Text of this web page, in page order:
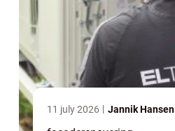
11 july 2026 Jannik Hansen